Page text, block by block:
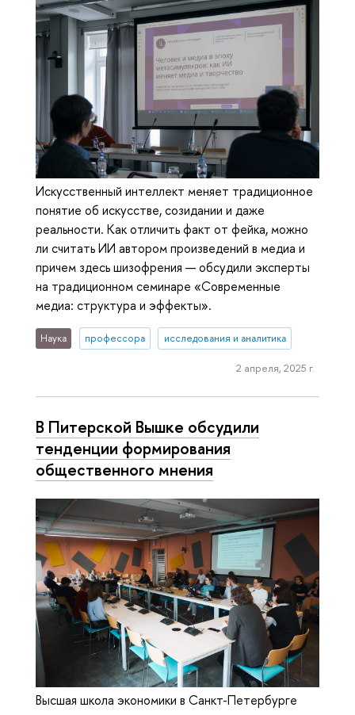
Искусственный интеллект меняет традиционное
понятие об искусстве, созидании и даже
реальности. Как отличить факт от фейка, можно
ли считать ИИ автором произведений в медиа и
причем здесь шизофрения — обсудили эксперты
на традиционном семинаре «Современные
медиа: структура и эффекты».
Наука профессора исследования и аналитика
2 апреля, 2025 г.
В Питерской Вышке обсудили
тенденции формирования
общественного мнения
Высшая школа экономики в Санкт-Петербурге